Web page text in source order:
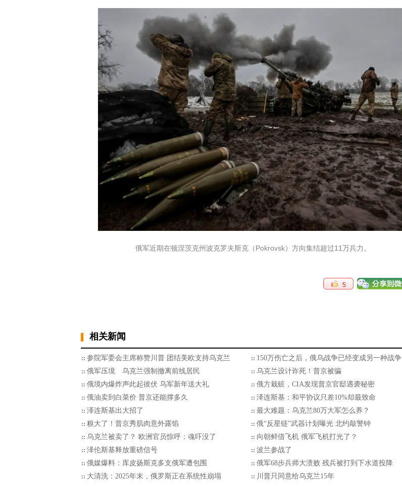
俄军近期在顿涅茨克州波克罗夫斯克（Pokrovsk）方向集结超过11万兵力。
5
相关新闻
参院军委会主席称赞川普 团结美欧支持乌克兰
150万伤亡之后，俄乌战争已经变成另一种战争
俄军压境 乌克兰强制撤离前线居民
乌克兰设计诈死！普京被骗
俄境内爆炸声此起彼伏 乌军新年送大礼
俄方栽赃，CIA发现普京官邸遇袭秘密
俄油卖到白菜价 普京还能撑多久
泽连斯基：和平协议只差10%却最致命
泽连斯基出大招了
最大难题：乌克兰80万大军怎么养？
糗大了！普京秀肌肉意外露馅
俄“反星链”武器计划曝光 北约敲警钟
乌克兰被卖了？ 欧洲官员惊呼：魂吓没了
向朝鲜借飞机 俄军飞机打光了？
泽伦斯基释放重磅信号
波兰参战了
俄媒爆料：库皮扬斯克多支俄军遭包围
俄军68步兵师大溃败 残兵被打到下水道投降
大清洗：2025年末，俄罗斯正在系统性崩塌
川普只同意给乌克兰15年